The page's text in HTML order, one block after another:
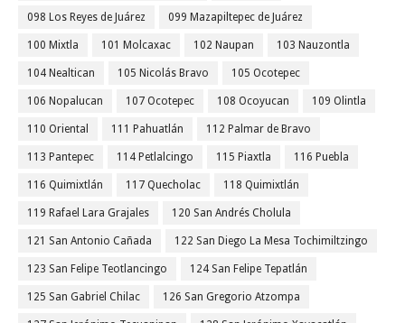
098 Los Reyes de Juárez 099 Mazapiltepec de Juárez
100 Mixtla 101 Molcaxac 102 Naupan 103 Nauzontla
104 Nealtican 105 Nicolás Bravo 105 Ocotepec
106 Nopalucan 107 Ocotepec 108 Ocoyucan 109 Olintla
110 Oriental 111 Pahuatlán 112 Palmar de Bravo
113 Pantepec 114 Petlalcingo 115 Piaxtla 116 Puebla
116 Quimixtlán 117 Quecholac 118 Quimixtlán
119 Rafael Lara Grajales 120 San Andrés Cholula
121 San Antonio Cañada 122 San Diego La Mesa Tochimiltzingo
123 San Felipe Teotlancingo 124 San Felipe Tepatlán
125 San Gabriel Chilac 126 San Gregorio Atzompa